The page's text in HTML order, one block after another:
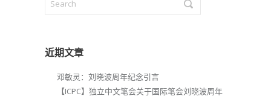
近期文章
邓敏灵：刘晓波周年纪念引言
【ICPC】独立中文笔会关于国际笔会刘晓波周年